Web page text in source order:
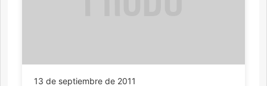
13 de septiembre de 2011